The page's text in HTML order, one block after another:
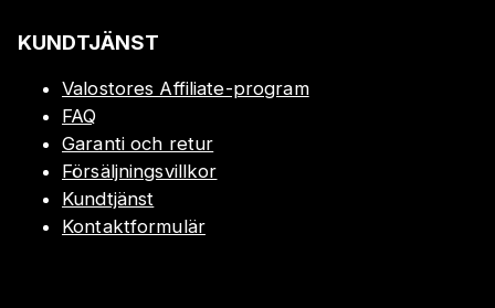
KUNDTJÄNST
Valostores Affiliate-program
FAQ
Garanti och retur
Försäljningsvillkor
Kundtjänst
Kontaktformulär